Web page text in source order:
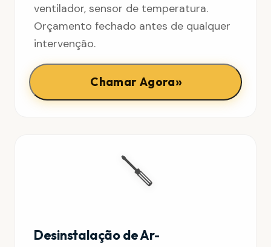
ventilador, sensor de temperatura.
Orçamento fechado antes de qualquer
intervenção.
Chamar Agora»
🪛
Desinstalação de Ar-